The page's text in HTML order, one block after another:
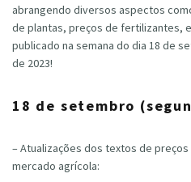
abrangendo diversos aspectos
de plantas, preços de fertilizantes,
publicado na semana do dia 18 de
de 2023!
18 de setembro
– Atualizações dos textos de
mercado agrícola: